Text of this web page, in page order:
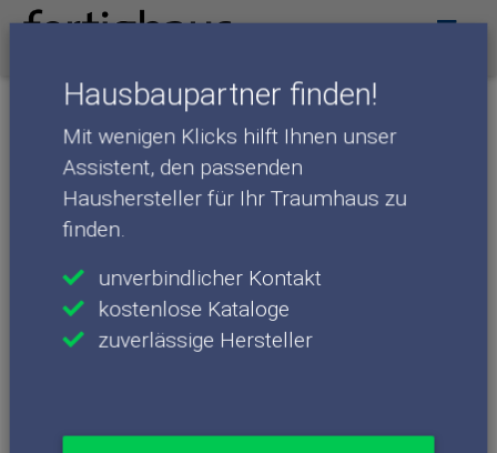
Hausbaupartner finden!
Mit wenigen Klicks hilft Ihnen unser
Assistent, den passenden
Haushersteller für Ihr Traumhaus zu
finden.
unverbindlicher Kontakt
kostenlose Kataloge
zuverlässige Hersteller
Daily Wellness – Gesundheit beginnt
auf der Toilette
Lebensqualität verbessern. TOTO beweist damit erneut
seinen Vorsprung in der intelligenten Sanitärtechnik.